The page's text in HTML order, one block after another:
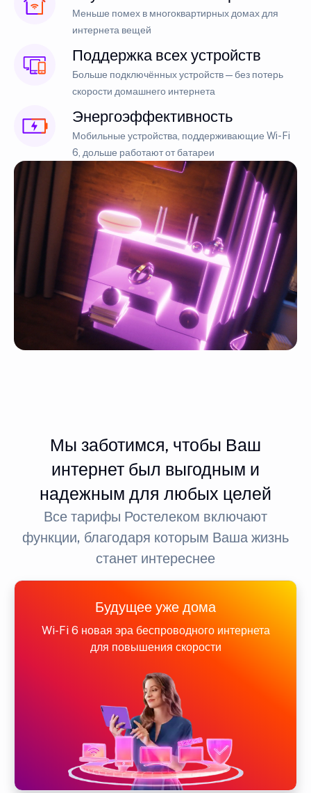
Меньше помех в многоквартирных домах для
интернета вещей
Поддержка всех устройств
Больше подключённых устройств — без потерь
скорости домашнего интернета
Энергоэффективность
Мобильные устройства, поддерживающие Wi-Fi
6, дольше работают от батареи
Мы заботимся, чтобы Ваш
интернет был выгодным и
надежным для любых целей
Все тарифы Ростелеком включают
функции, благодаря которым Ваша жизнь
станет интереснее
Будущее уже дома
Wi-Fi 6 новая эра беспроводного интернета
для повышения скорости